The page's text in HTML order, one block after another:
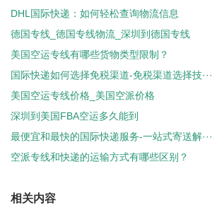
DHL国际快递：如何轻松查询物流信息
德国专线_德国专线物流_深圳到德国专线
美国空运专线有哪些货物类型限制？
国际快递如何选择免税渠道-免税渠道选择技···
美国空运专线价格_美国空派价格
深圳到美国FBA空运多久能到
最便宜和最快的国际快递服务-一站式寄送解···
空派专线和快递的运输方式有哪些区别？
相关内容